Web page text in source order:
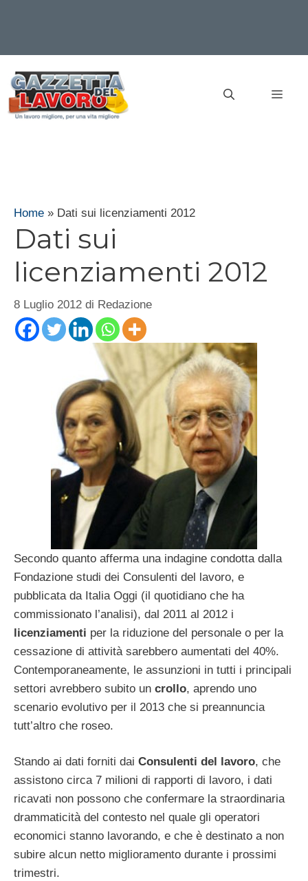
contenuto
Home » Dati sui licenziamenti 2012
Dati sui
licenziamenti 2012
8 Luglio 2012 di Redazione
Secondo quanto afferma una indagine condotta dalla
Fondazione studi dei Consulenti del lavoro, e
pubblicata da Italia Oggi (il quotidiano che ha
commissionato l’analisi), dal 2011 al 2012 i
licenziamenti per la riduzione del personale o per la
cessazione di attività sarebbero aumentati del 40%.
Contemporaneamente, le assunzioni in tutti i principali
settori avrebbero subito un crollo, aprendo uno
scenario evolutivo per il 2013 che si preannuncia
tutt’altro che roseo.
Stando ai dati forniti dai Consulenti del lavoro, che
assistono circa 7 milioni di rapporti di lavoro, i dati
ricavati non possono che confermare la straordinaria
drammaticità del contesto nel quale gli operatori
economici stanno lavorando, e che è destinato a non
subire alcun netto miglioramento durante i prossimi
trimestri.